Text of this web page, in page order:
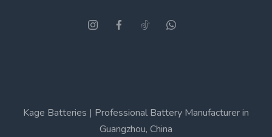
Kage Batteries | Professional Battery Manufacturer in
Guangzhou, China